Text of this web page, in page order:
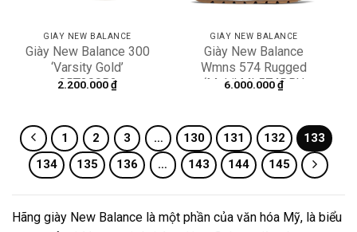
GIÀY NEW BALANCE
Giày New Balance 300
‘Varsity Gold’
CRT300B2
2.200.000₫
GIÀY NEW BALANCE
Giày New Balance
Wmns 574 Rugged
‘Multi’ ML574DRU
6.000.000₫
1 2 3 … 130 131 132
133
134
135 136 … 143 144 145
Hãng giày New Balance là một phần của văn hóa Mỹ, là biểu